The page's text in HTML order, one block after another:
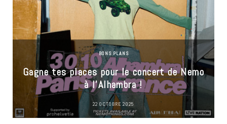
BONS PLANS
Gagne tes places pour le concert de Nemo
à l’Alhambra !
22 OCTOBRE 2025